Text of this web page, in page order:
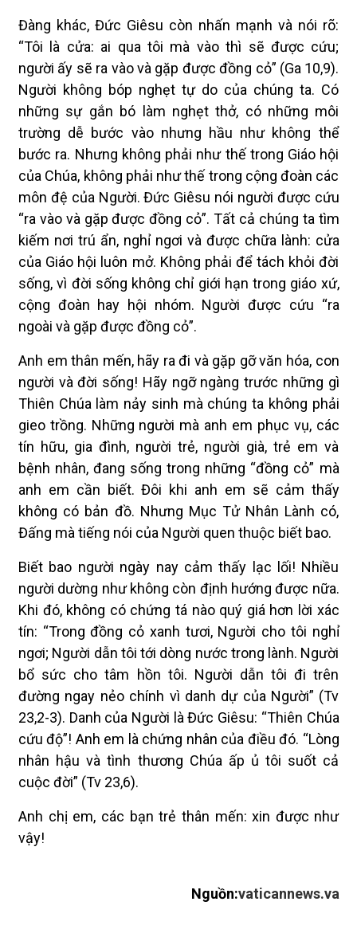
Đàng khác, Đức Giêsu còn nhấn mạnh và nói rõ:
“Tôi là cửa: ai qua tôi mà vào thì sẽ được cứu;
người ấy sẽ ra vào và gặp được đồng cỏ” (Ga 10,9).
Người không bóp nghẹt tự do của chúng ta. Có
những sự gắn bó làm nghẹt thở, có những môi
trường dễ bước vào nhưng hầu như không thể
bước ra. Nhưng không phải như thế trong Giáo hội
của Chúa, không phải như thế trong cộng đoàn các
môn đệ của Người. Đức Giêsu nói người được cứu
“ra vào và gặp được đồng cỏ”. Tất cả chúng ta tìm
kiếm nơi trú ẩn, nghỉ ngơi và được chữa lành: cửa
của Giáo hội luôn mở. Không phải để tách khỏi đời
sống, vì đời sống không chỉ giới hạn trong giáo xứ,
cộng đoàn hay hội nhóm. Người được cứu “ra
ngoài và gặp được đồng cỏ”.
Anh em thân mến, hãy ra đi và gặp gỡ văn hóa, con
người và đời sống! Hãy ngỡ ngàng trước những gì
Thiên Chúa làm nảy sinh mà chúng ta không phải
gieo trồng. Những người mà anh em phục vụ, các
tín hữu, gia đình, người trẻ, người già, trẻ em và
bệnh nhân, đang sống trong những “đồng cỏ” mà
anh em cần biết. Đôi khi anh em sẽ cảm thấy
không có bản đồ. Nhưng Mục Tử Nhân Lành có,
Đấng mà tiếng nói của Người quen thuộc biết bao.
Biết bao người ngày nay cảm thấy lạc lối! Nhiều
người dường như không còn định hướng được nữa.
Khi đó, không có chứng tá nào quý giá hơn lời xác
tín: “Trong đồng cỏ xanh tươi, Người cho tôi nghỉ
ngơi; Người dẫn tôi tới dòng nước trong lành. Người
bổ sức cho tâm hồn tôi. Người dẫn tôi đi trên
đường ngay nẻo chính vì danh dự của Người” (Tv
23,2-3). Danh của Người là Đức Giêsu: “Thiên Chúa
cứu độ”! Anh em là chứng nhân của điều đó. “Lòng
nhân hậu và tình thương Chúa ấp ủ tôi suốt cả
cuộc đời” (Tv 23,6).
Anh chị em, các bạn trẻ thân mến: xin được như
vậy!
Nguồn:vaticannews.va